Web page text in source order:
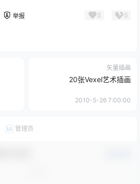
举报 0 0
矢量插画
20张Vexel艺术插画
2010-5-26 7:00:00
M 管理员